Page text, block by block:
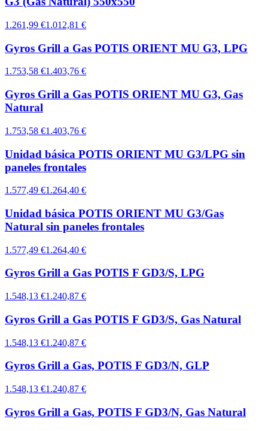
1.261,99 €1.012,81 €
Gyros Grill a Gas POTIS ORIENT MU G3, LPG
1.753,58 €1.403,76 €
Gyros Grill a Gas POTIS ORIENT MU G3, Gas
Natural
1.753,58 €1.403,76 €
Unidad básica POTIS ORIENT MU G3/LPG sin
paneles frontales
1.577,49 €1.264,40 €
Unidad básica POTIS ORIENT MU G3/Gas
Natural sin paneles frontales
1.577,49 €1.264,40 €
Gyros Grill a Gas POTIS F GD3/S, LPG
1.548,13 €1.240,87 €
Gyros Grill a Gas POTIS F GD3/S, Gas Natural
1.548,13 €1.240,87 €
Gyros Grill a Gas, POTIS F GD3/N, GLP
1.548,13 €1.240,87 €
Gyros Grill a Gas, POTIS F GD3/N, Gas Natural